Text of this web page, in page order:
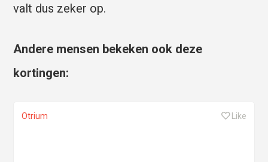
valt dus zeker op.
Andere mensen bekeken ook deze
kortingen:
Otrium Like